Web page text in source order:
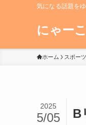
気になる話題を
にゃー
ホーム スポーツ
B
2025
5/05